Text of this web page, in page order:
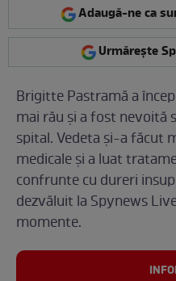
Adaugă-ne ca
Urmărește
Brigitte Pastramă a
mai rău și a fost nevoită
spital. Vedeta și-a făcut
medicale și a luat
confrunte cu dureri
dezvăluit la Spynews
momente.